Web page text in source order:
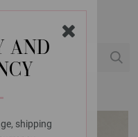
AND
shipping